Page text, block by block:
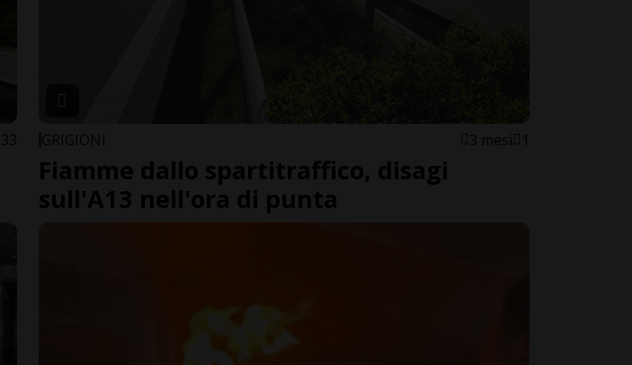
33 GRIGIONI 3 mesi 1
Fiamme dallo spartitraffico, disagi
sull'A13 nell'ora di punta